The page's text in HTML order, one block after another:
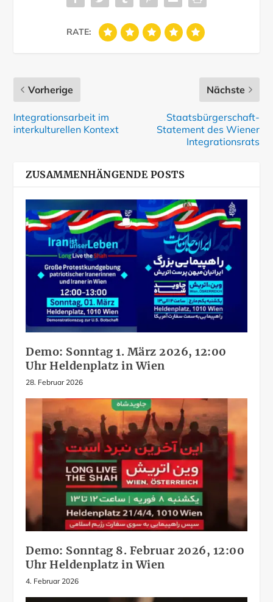
RATE:
Vorherige
Integrationsarbeit im
interkulturellen Kontext
Nächste
Staatsbürgerschaft-
Statement des Wiener
Integrationsrats
ZUSAMMENHÄNGENDE POSTS
Demo: Sonntag 1. März 2026, 12:00
Uhr Heldenplatz in Wien
28. Februar 2026
Demo: Sonntag 8. Februar 2026, 12:00
Uhr Heldenplatz in Wien
4. Februar 2026